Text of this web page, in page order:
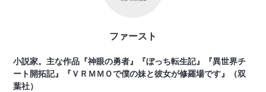
ファースト
小説家。主な作品『神眼の勇者』『ぼっち転生記』『異世界チ
ート開拓記』『ＶＲＭＭＯで僕の妹と彼女が修羅場です』（双
葉社）